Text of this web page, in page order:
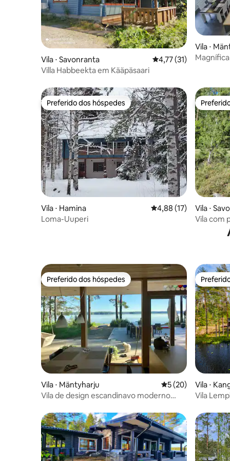
Vila ⋅ Savonranta 4,77 de uma avaliação
4,77 (31)
Villa Habbeekta em Kääpäsaari
Vila ⋅
Preferido dos hóspedes
Preferido dos hóspedes
Vila ⋅ Hamina 4,88 de uma
4,88 (17)
Loma-Uuperi
Vila ⋅
Vila com
Preferido dos hóspedes
Preferido dos hóspedes
Vila ⋅ Mäntyharju 5 de uma
5 (20)
Vila de design escandinavo moderno
Vila ⋅
Vila